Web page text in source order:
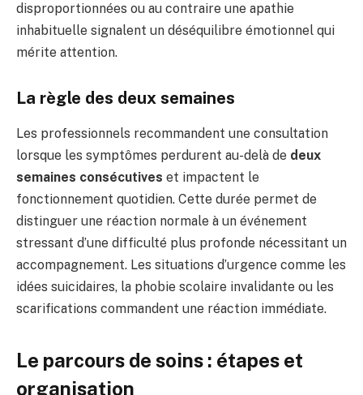
disproportionnées ou au contraire une apathie
inhabituelle signalent un déséquilibre émotionnel qui
mérite attention.
La règle des deux semaines
Les professionnels recommandent une consultation
lorsque les symptômes perdurent au-delà de deux
semaines consécutives et impactent le
fonctionnement quotidien. Cette durée permet de
distinguer une réaction normale à un événement
stressant d’une difficulté plus profonde nécessitant un
accompagnement. Les situations d’urgence comme les
idées suicidaires, la phobie scolaire invalidante ou les
scarifications commandent une réaction immédiate.
Le parcours de soins : étapes et
organisation